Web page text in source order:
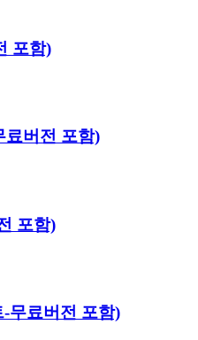
포함)
버전 포함)
포함)
무료버전 포함)